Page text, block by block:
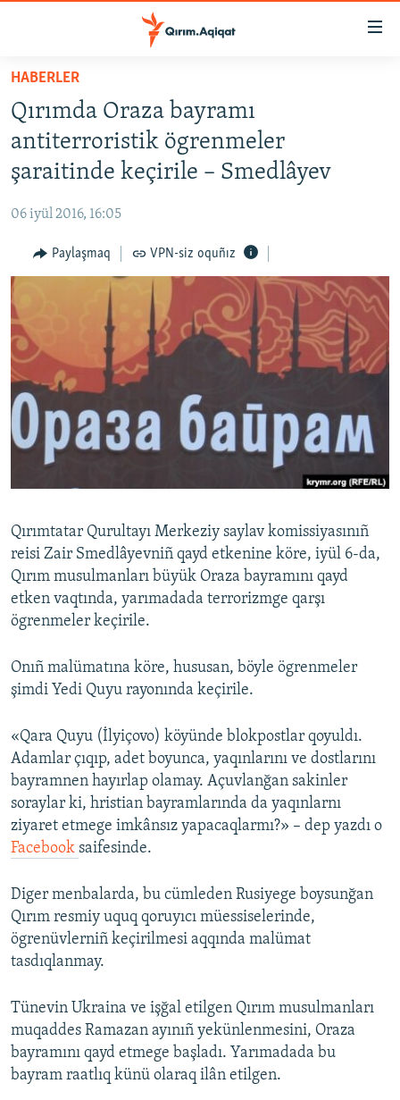
Esas
qaytmaq
Baş
navigatsiyağa
qaytmaq
Qıdıruvğa
qaytmaq
HABERLER
SİYASET
İQTİSADİYAT
MEDENİYET
İNSAN AQLARI
SÜRET
BLOGLAR
FİKİR
Русский
Українською
RFE/RS bütün saytları
HABERLER
Qırımda Oraza bayramı
antiterroristik ögrenmeler
şaraitinde keçirile – Smedlâyev
06 iyül 2016, 16:05
Paylaşmaq VPN-siz oquñız
Qırımtatar Qurultayı Merkeziy saylav komissiyasınıñ
reisi Zair Smedlâyevniñ qayd etkenine köre, iyül 6-da,
Qırım musulmanları büyük Oraza bayramını qayd
etken vaqtında, yarımadada terrorizmge qarşı
ögrenmeler keçirile.
Onıñ malümatına köre, hususan, böyle ögrenmeler
şimdi Yedi Quyu rayonında keçirile.
«Qara Quyu (İlyiçovo) köyünde blokpostlar qoyuldı.
Adamlar çıqıp, adet boyunca, yaqınlarını ve dostlarını
bayramnen hayırlap olamay. Açuvlanğan sakinler
soraylar ki, hristian bayramlarında da yaqınlarnı
ziyaret etmege imkânsız yapacaqlarmı?» – dep yazdı o
Facebook saifesinde.
Diger menbalarda, bu cümleden Rusiyege boysunğan
Qırım resmiy uquq qoruyıcı müessiselerinde,
ögrenüvlerniñ keçirilmesi aqqında malümat
tasdıqlanmay.
Tünevin Ukraina ve işğal etilgen Qırım musulmanları
muqaddes Ramazan ayınıñ yekünlenmesini, Oraza
bayramını qayd etmege başladı. Yarımadada bu
bayram raatlıq künü olaraq ilân etilgen.